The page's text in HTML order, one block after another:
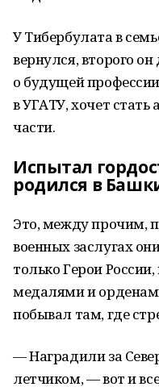
У Тибербулата в
вернулся, второго
о будущей
в УГАТУ, хочет стать
части.
Испытал
родился в
Это, между прочим,
военных заслугах
только Герои
медалями и
побывал там, где
— Наградили за
летчиком, — вот и